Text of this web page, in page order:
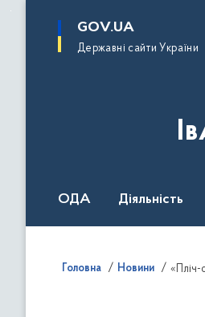
основного
GOV.UA
Державні сайти України
ОДА Діяльність
Головна Новини